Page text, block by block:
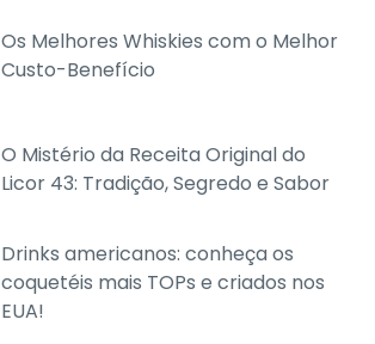
Os Melhores Whiskies com o Melhor
Custo-Benefício
O Mistério da Receita Original do
Licor 43: Tradição, Segredo e Sabor
Drinks americanos: conheça os
coquetéis mais TOPs e criados nos
EUA!